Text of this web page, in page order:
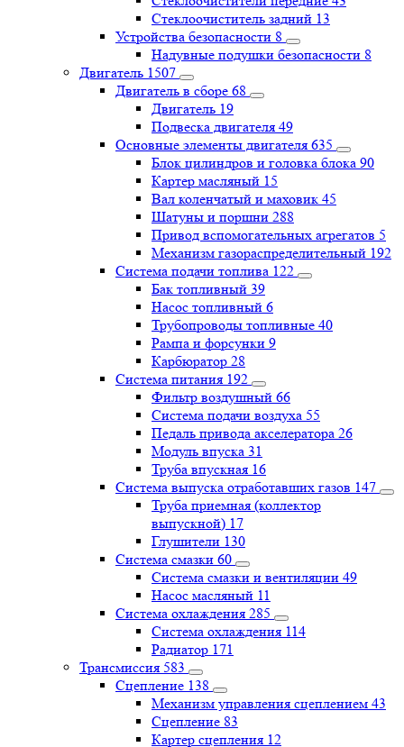
Стеклоочиститель задний 13
Устройства безопасности 8
Надувные подушки безопасности 8
Двигатель 1507
Двигатель в сборе 68
Двигатель 19
Подвеска двигателя 49
Основные элементы двигателя 635
Блок цилиндров и головка блока 90
Картер масляный 15
Вал коленчатый и маховик 45
Шатуны и поршни 288
Привод вспомогательных агрегатов 5
Механизм газораспределительный 192
Система подачи топлива 122
Бак топливный 39
Насос топливный 6
Трубопроводы топливные 40
Рампа и форсунки 9
Карбюратор 28
Система питания 192
Фильтр воздушный 66
Система подачи воздуха 55
Педаль привода акселератора 26
Модуль впуска 31
Труба впускная 16
Система выпуска отработавших газов 147
Труба приемная (коллектор
выпускной) 17
Глушители 130
Система смазки 60
Система смазки и вентиляции 49
Насос масляный 11
Система охлаждения 285
Система охлаждения 114
Радиатор 171
Трансмиссия 583
Сцепление 138
Механизм управления сцеплением 43
Сцепление 83
Картер сцепления 12